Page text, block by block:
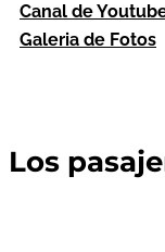
Canal de
Galeria de Fotos
Los